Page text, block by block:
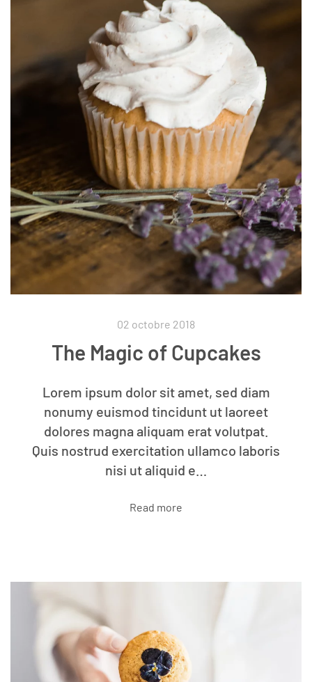
02 octobre 2018
The Magic of Cupcakes
Lorem ipsum dolor sit amet, sed diam
nonumy euismod tincidunt ut laoreet
dolores magna aliquam erat volutpat.
Quis nostrud exercitation ullamco laboris
nisi ut aliquid e…
Read more